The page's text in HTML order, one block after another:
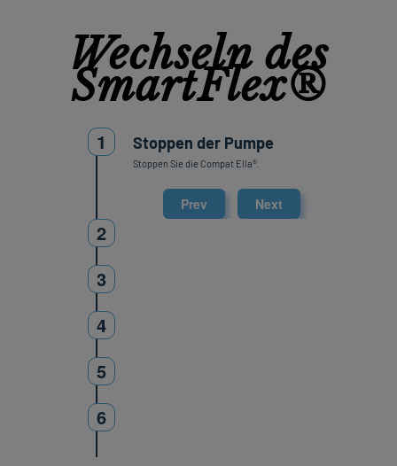
Wechseln des
SmartFlex®
1 Stoppen der Pumpe
Stoppen Sie die Compat Ella®.
Prev Next
2
3
4
5
6